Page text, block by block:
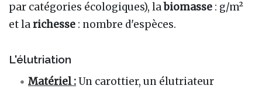
par catégories écologiques), labiomasse : g/m²
et larichesse : nombre d'espèces.
L'élutriation
Matériel :Un carottier, un élutriateur